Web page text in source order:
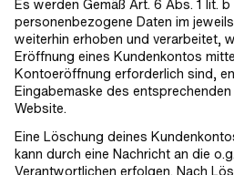
Es werden Gemäß Art. 6 Abs. 1 lit. b
personenbezogene Daten im
weiterhin erhoben und verarbeitet,
Eröffnung eines Kundenkontos
Kontoeröffnung erforderlich sind,
Eingabemaske des
Website.
Eine Löschung deines
kann durch eine Nachricht an die
Verantwortlichen erfolgen. Nach